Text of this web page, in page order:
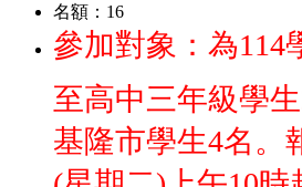
名額： 16
參加對象：為114
至高中三年級學
基隆市學生4名。
(星期二)上午10時